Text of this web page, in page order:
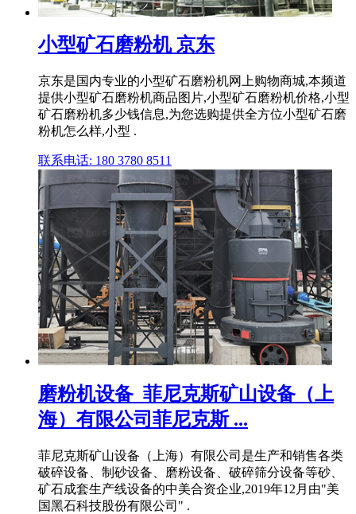
小型矿石磨粉机 京东
京东是国内专业的小型矿石磨粉机网上购物商城,本频道
提供小型矿石磨粉机商品图片,小型矿石磨粉机价格,小型
矿石磨粉机多少钱信息,为您选购提供全方位小型矿石磨
粉机怎么样,小型 .
联系电话: 180 3780 8511
磨粉机设备_菲尼克斯矿山设备（上
海）有限公司菲尼克斯 ...
菲尼克斯矿山设备（上海）有限公司是生产和销售各类
破碎设备、制砂设备、磨粉设备、破碎筛分设备等砂、
矿石成套生产线设备的中美合资企业,2019年12月由"美
国黑石科技股份有限公司" .